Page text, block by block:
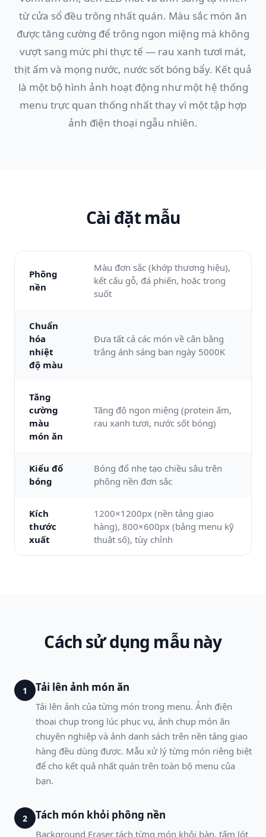
từ cửa sổ đều trông nhất quán. Màu sắc món ăn
được tăng cường để trông ngon miệng mà không
vượt sang mức phi thực tế — rau xanh tươi mát,
thịt ấm và mọng nước, nước sốt bóng bẩy. Kết quả
là một bộ hình ảnh hoạt động như một hệ thống
menu trực quan thống nhất thay vì một tập hợp
ảnh điện thoại ngẫu nhiên.
Cài đặt mẫu
Phông
nền
Màu đơn sắc (khớp thương hiệu),
kết cấu gỗ, đá phiến, hoặc trong
suốt
Chuẩn
hóa
nhiệt
độ màu
Đưa tất cả các món về cân bằng
trắng ánh sáng ban ngày 5000K
Tăng
cường
màu
món ăn
Tăng độ ngon miệng (protein ấm,
rau xanh tươi, nước sốt bóng)
Kiểu đổ
bóng
Bóng đổ nhẹ tạo chiều sâu trên
phông nền đơn sắc
Kích
thước
xuất
1200×1200px (nền tảng giao
hàng), 800×600px (bảng menu kỹ
thuật số), tùy chỉnh
Cách sử dụng mẫu này
1 Tải lên ảnh món ăn
Tải lên ảnh của từng món trong menu. Ảnh điện
thoại chụp trong lúc phục vụ, ảnh chụp món ăn
chuyên nghiệp và ảnh danh sách trên nền tảng giao
hàng đều dùng được. Mẫu xử lý từng món riêng biệt
để cho kết quả nhất quán trên toàn bộ menu của
bạn.
2 Tách món khỏi phông nền
Background Eraser tách từng món khỏi bàn, tấm lót